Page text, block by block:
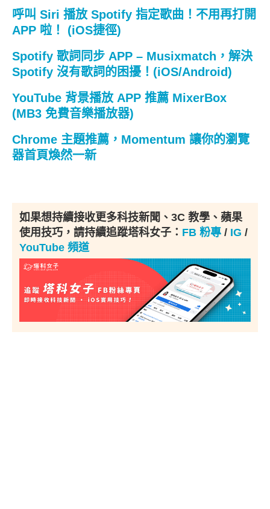
呼叫 Siri 播放 Spotify 指定歌曲！不用再打開
APP 啦！ (iOS捷徑)
Spotify 歌詞同步 APP – Musixmatch，解決
Spotify 沒有歌詞的困擾！(iOS/Android)
YouTube 背景播放 APP 推薦 MixerBox
(MB3 免費音樂播放器)
Chrome 主題推薦，Momentum 讓你的瀏覽
器首頁煥然一新
如果想持續接收更多科技新聞、3C 教學、蘋果
使用技巧，請持續追蹤塔科女子： FB 粉專 / IG /
YouTube 頻道